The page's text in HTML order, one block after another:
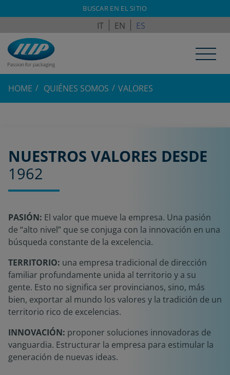
IT EN ES
BUSCAR EN EL SITIOILPAGROUP.COM
HOME QUIÉNES SOMOS VALORES
NUESTROS VALORES DESDE
1962
PASIÓN: El valor que mueve la empresa. Una pasión
de “alto nivel” que se conjuga con la innovación en una
búsqueda constante de la excelencia.
TERRITORIO: una empresa tradicional de dirección
familiar profundamente unida al territorio y a su
gente. Esto no significa ser provincianos, sino, más
bien, exportar al mundo los valores y la tradición de un
territorio rico de excelencias.
INNOVACIÓN: proponer soluciones innovadoras de
vanguardia. Estructurar la empresa para estimular la
generación de nuevas ideas.